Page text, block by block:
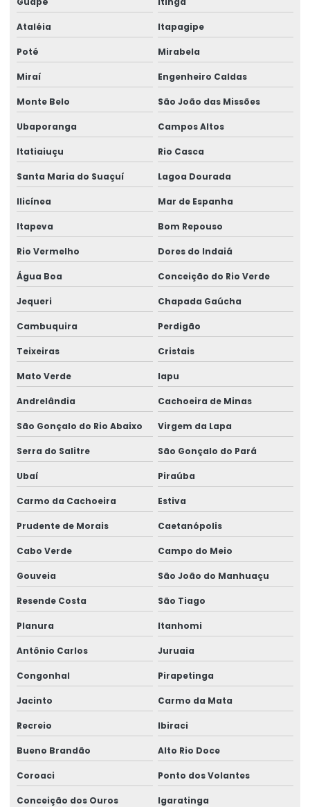
Venda de talha elétrica para usina hidrelétrica
Ataléia Itapagipe
Poté Mirabela
Miraí Engenheiro Caldas
Monte Belo São João das Missões
Ubaporanga Campos Altos
Itatiaiuçu Rio Casca
Santa Maria do Suaçuí Lagoa Dourada
Ilicínea Mar de Espanha
Itapeva Bom Repouso
Rio Vermelho Dores do Indaiá
Água Boa Conceição do Rio Verde
Jequeri Chapada Gaúcha
Cambuquira Perdigão
Teixeiras Cristais
Mato Verde Iapu
Andrelândia Cachoeira de Minas
São Gonçalo do Rio Abaixo Virgem da Lapa
Serra do Salitre São Gonçalo do Pará
Ubaí Piraúba
Carmo da Cachoeira Estiva
Prudente de Morais Caetanópolis
Cabo Verde Campo do Meio
Gouveia São João do Manhuaçu
Resende Costa São Tiago
Planura Itanhomi
Antônio Carlos Juruaia
Congonhal Pirapetinga
Jacinto Carmo da Mata
Recreio Ibiraci
Bueno Brandão Alto Rio Doce
Coroaci Ponto dos Volantes
Conceição dos Ouros Igaratinga